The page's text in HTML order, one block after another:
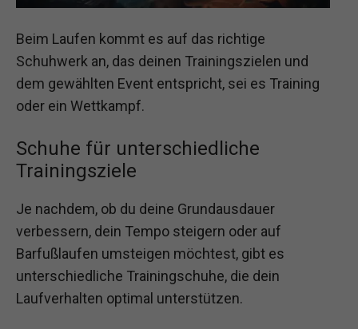
Beim Laufen kommt es auf das richtige
Schuhwerk an, das deinen Trainingszielen und
dem gewählten Event entspricht, sei es Training
oder ein Wettkampf.
Schuhe für unterschiedliche
Trainingsziele
Je nachdem, ob du deine Grundausdauer
verbessern, dein Tempo steigern oder auf
Barfußlaufen umsteigen möchtest, gibt es
unterschiedliche Trainingschuhe, die dein
Laufverhalten optimal unterstützen.